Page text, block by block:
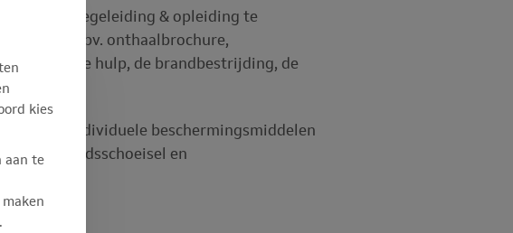
begeleiding & opleiding te
(bv. onthaalbrochure,
de eerste hulp, de brandbestrijding, de
Ook individuele beschermingsmiddelen
veiligheidsschoeisel en
kies
aan te